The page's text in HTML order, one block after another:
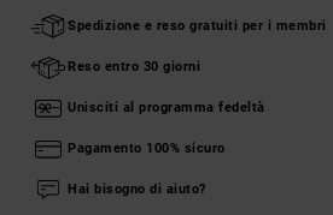
Spedizione e reso gratuiti per i membri
Reso entro 30 giorni
Unisciti al programma fedeltà
Pagamento 100% sicuro
Hai bisogno di aiuto?